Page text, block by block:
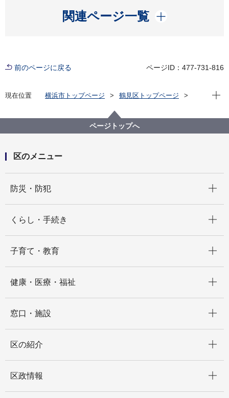
関連ページ一覧
開く
前のページに戻る ページID：477-731-816
現在位置 横浜市トップページ
鶴見区トップページ
元気な地域づくり
【募集終了】平成31年度つるみ・元気アップ事業補助
金の募集
現在
ページトップへ
区のメニュー
防災・防犯
くらし・手続き
子育て・教育
健康・医療・福祉
窓口・施設
区の紹介
区政情報